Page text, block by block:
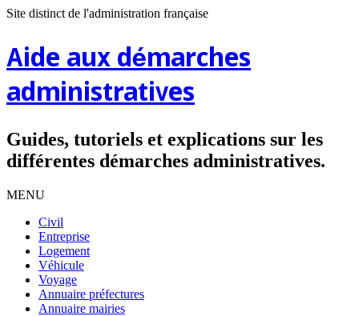
Site distinct de l'administration française
Aide aux démarches
administratives
Guides, tutoriels et explications sur les
différentes démarches administratives.
MENU
Civil
Entreprise
Logement
Véhicule
Voyage
Annuaire préfectures
Annuaire mairies